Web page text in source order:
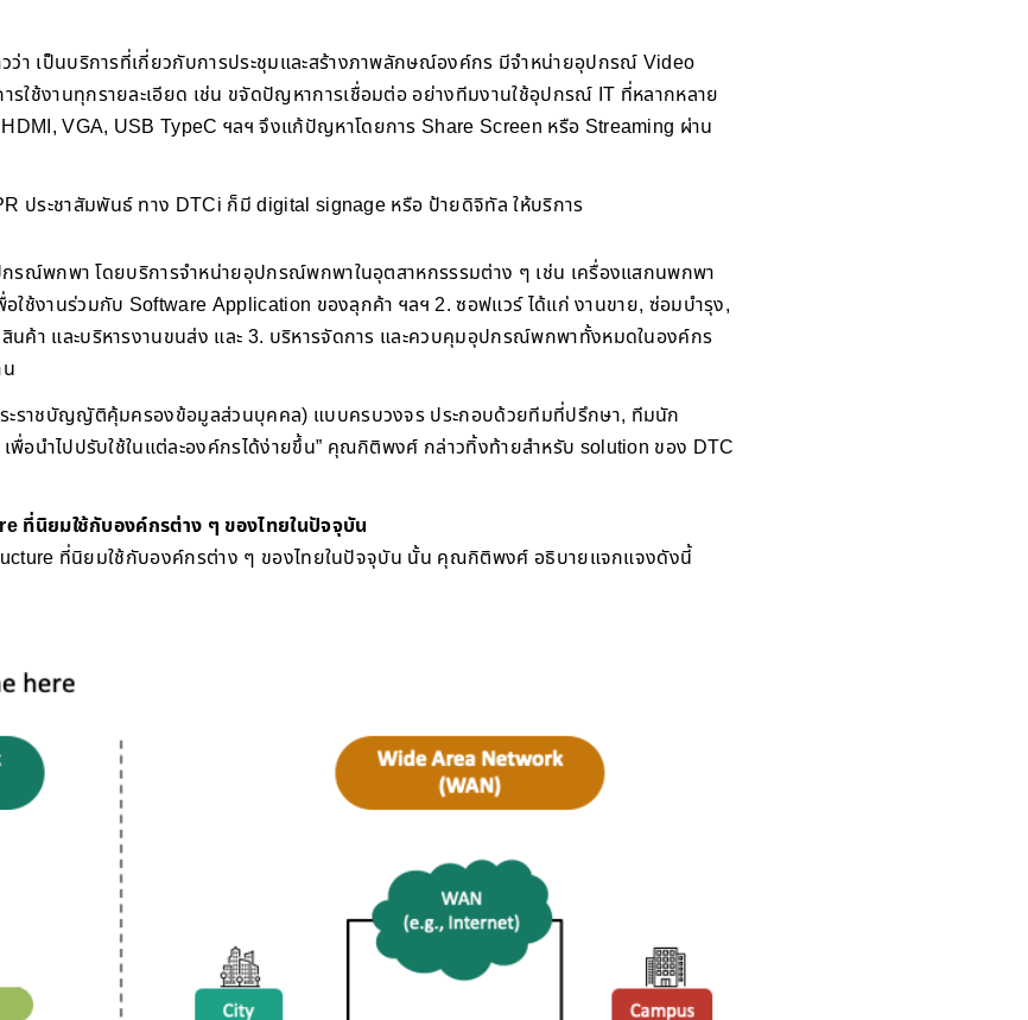
า เป็นบริการที่เกี่ยวกับการประชุมและสร้างภาพลักษณ์องค์กร มีจำหน่ายอุปกรณ์ Video
ใช้งานทุกรายละเอียด เช่น ขจัดปัญหาการเชื่อมต่อ อย่างทีมงานใช้อุปกรณ์ IT ที่หลากหลาย
VGA, USB TypeC ฯลฯ จึงแก้ปัญหาโดยการ Share Screen หรือ Streaming ผ่าน
ประชาสัมพันธ์ ทาง DTCi ก็มี digital signage หรือ ป้ายดิจิทัล ให้บริการ
รณ์พกพา โดยบริการจำหน่ายอุปกรณ์พกพาในอุตสาหกรรรมต่าง ๆ เช่น เครื่องแสกนพกพา
ใช้งานร่วมกับ Software Application ของลุกค้า ฯลฯ 2. ซอฟแวร์ ได้แก่ งานขาย, ซ่อมบำรุง,
ค้า และบริหารงานขนส่ง และ 3. บริหารจัดการ และควบคุมอุปกรณ์พกพาทั้งหมดในองค์กร
ะราชบัญญัติคุ้มครองข้อมูลส่วนบุคคล) แบบครบวงจร ประกอบด้วยทีมที่ปรึกษา, ทีมนัก
พื่อนำไปปรับใช้ในแต่ละองค์กรได้ง่ายขึ้น” คุณกิติพงศ์ กล่าวทิ้งท้ายสำหรับ solution ของ DTC
ที่นิยมใช้กับองค์กรต่าง ๆ ของไทยในปัจจุบัน
ที่นิยมใช้กับองค์กรต่าง ๆ ของไทยในปัจจุบัน นั้น คุณกิติพงศ์ อธิบายแจกแจงดังนี้